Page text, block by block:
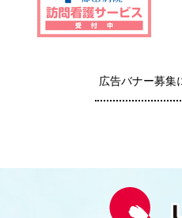
広告バナー募集